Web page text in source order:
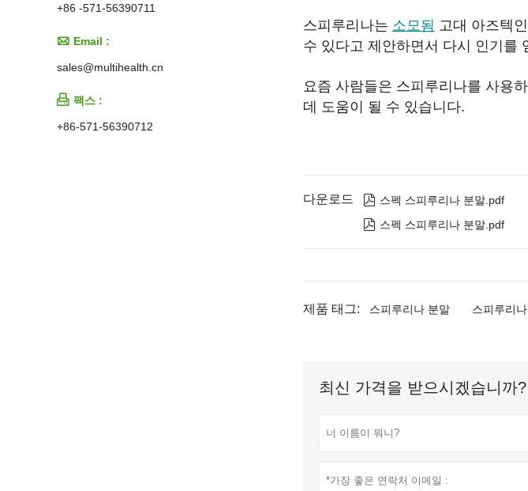
스피루리나는 소모됨 고대 아즈텍
수 있다고 제안하면서 다시 인기를
요즘 사람들은 스피루리나를 사용
데 도움이 될 수 있습니다.
다운로드  스펙 스피루리나 분말.pdf
 스펙 스피루리나 분말.pdf
제품 태그: 스피루리나 분말 스피루리
최신 가격을 받으시겠습니까
+86 -571-56390711
 Email :
sales@multihealth.cn
 팩스 :
+86-571-56390712